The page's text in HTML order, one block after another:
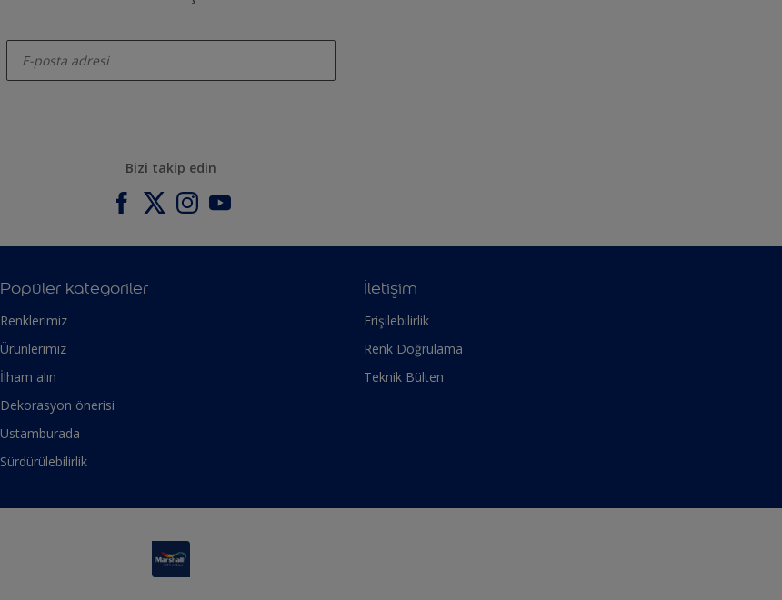
Bizi takip edin
Popüler kategoriler
Renklerimiz
Ürünlerimiz
İlham alın
Dekorasyon önerisi
Ustamburada
Sürdürülebilirlik
İletişim
Erişilebilirlik
Renk Doğrulama
Teknik Bülten